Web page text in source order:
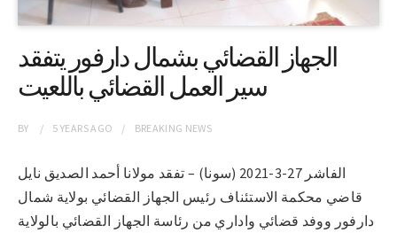
الجهاز القضائي بشمال دارفور يتفقد
سير العمل القضائي باللعيت
BY 5 YEARSAGO BREAKING NEWS
الفاشر 27-3-2021 (سونا) – تفقد مولانا أحمد الصديق نايل
قاضي محكمة الاستئناف رئيس الجهاز القضائي بولاية شمال
دارفور ووفد قضائي واداري من رئاسة الجهاز القضائي بالولاية